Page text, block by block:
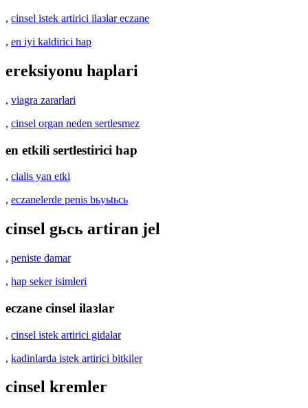
, cinsel istek artirici ilaзlar eczane
, en iyi kaldirici hap
ereksiyonu haplari
, viagra zararlari
, cinsel organ neden sertlesmez
en etkili sertlestirici hap
, cialis yan etki
, eczanelerde penis bьyьtьcь
cinsel gьcь artiran jel
, peniste damar
, hap seker isimleri
eczane cinsel ilaзlar
, cinsel istek artirici gidalar
, kadinlarda istek artirici bitkiler
cinsel kremler